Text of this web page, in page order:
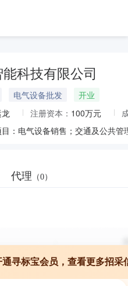
科技有限公司
电气设备批发
开业
注册资本： 100万元
代理 （0）
通寻标宝会员，查看更多招采